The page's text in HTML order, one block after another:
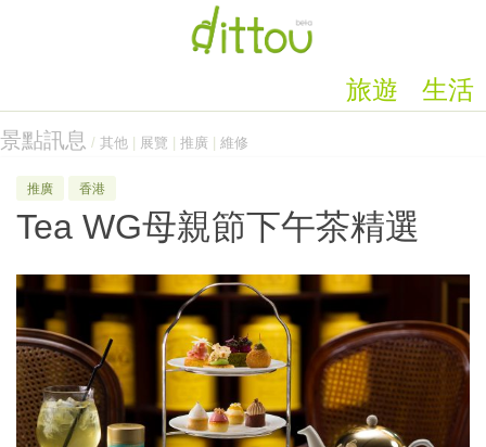
生活
旅遊
景點訊息 / 其他 展覽 推廣 維修
推廣 香港
Tea WG母親節下午茶精選